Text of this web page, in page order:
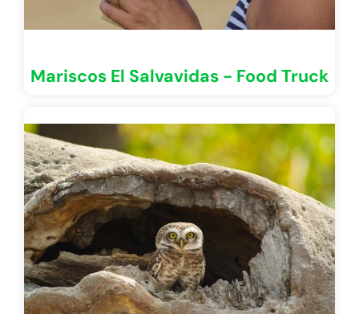
Mariscos El Salvavidas - Food Truck